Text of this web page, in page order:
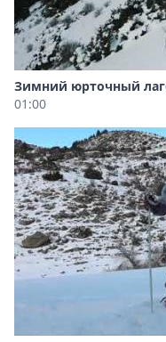
Зимний юрточный
01:00